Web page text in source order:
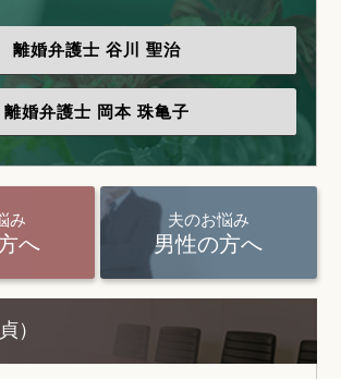
離婚弁護士 谷川 聖治
離婚弁護士 岡本 珠亀子
み
へ
夫のお悩み
男性の方へ
）